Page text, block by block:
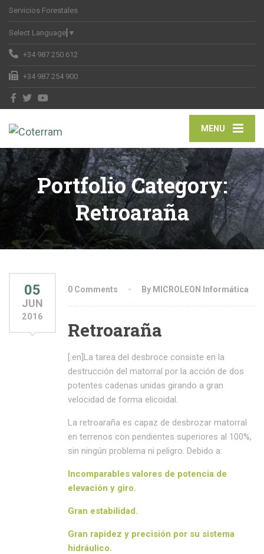
Servicios Forestales
Select Language ▼
+34 987 250 612
+34 987 254 900
MENU
Portfolio Category:
Retroaraña
05
JUN
2016
0 Comments By MICROLEON Informática
Retroaraña
[:en]La tarea del desbroce consiste en la
destrucción del matorral por la acción de dos
potentes cadenas unidas girando a gran
velocidad de forma elicoidal.
La retroaraña es capaz de desbrozar matorral
en terrenos con pendientes superiores al 100%,
sin ningún problema ni peligro. Debido a:
Incomparables valores de potencia de
elevación y giro.
Gran estabilidad.
Gran rapidez y precisión por su sistema
hidráulico.